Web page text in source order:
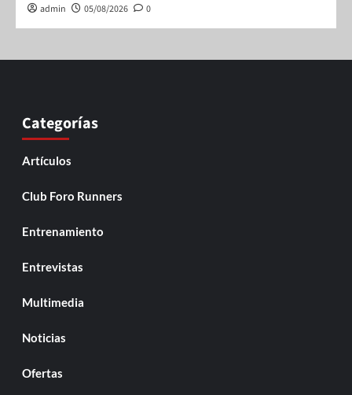
admin 05/08/2026 0
Categorías
Artículos
Club Foro Runners
Entrenamiento
Entrevistas
Multimedia
Noticias
Ofertas